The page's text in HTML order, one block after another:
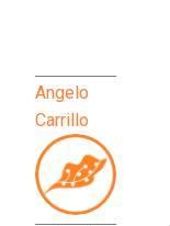
Angelo
Carrillo